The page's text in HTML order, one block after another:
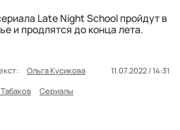
Late Night School пройдут в
и продлятся до конца лета.
Ольга Кусикова
11.07.2022 / 14:31
Сериалы